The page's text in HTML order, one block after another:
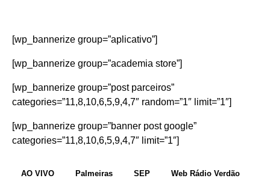
[wp_bannerize group=”aplicativo”]
[wp_bannerize group=”academia store”]
[wp_bannerize group=”post parceiros”
categories=”11,8,10,6,5,9,4,7″ random=”1″ limit=”1″]
[wp_bannerize group=”banner post google”
categories=”11,8,10,6,5,9,4,7″ limit=”1″]
AO VIVO Palmeiras SEP Web Rádio Verdão